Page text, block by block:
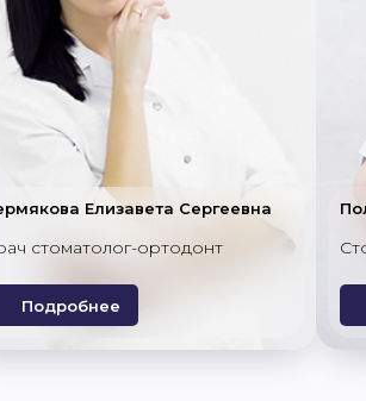
Елизавета Сергеевна
стоматолог-ортодонт
Подробнее